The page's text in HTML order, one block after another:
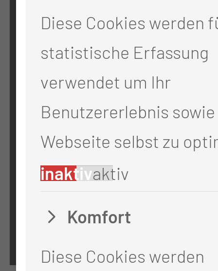
Medizinische Universität
Thiemstr. 111
03048 Cottbus
RECHTLICHES
Impressum
Datenschutz
Cookie-Einstellungen
Diese Cookies werden
statistische Erfassung
verwendet um Ihr
Benutzererlebnis
Webseite selbst zu
inaktivaktiv
Komfort
Diese Cookies werden